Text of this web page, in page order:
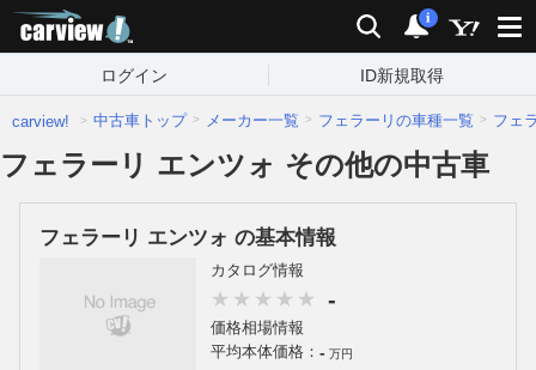
検索 通知
i
ログイン ID新規取得
carview! 中古車トップ メーカー一覧 フェラーリの車種一覧 フェ
フェラーリ エンツォ その他の中古車
フェラーリ エンツォ の基本情報
カタログ情報
-
価格相場情報
平均本体価格： - 万円